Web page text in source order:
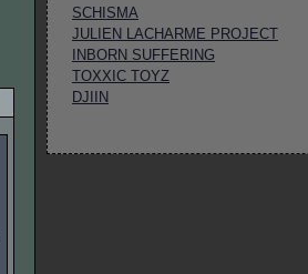
SCHISMA
JULIEN LACHARME PROJECT
INBORN SUFFERING
TOXXIC TOYZ
DJIIN